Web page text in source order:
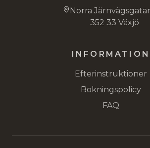
Norra
352 33 Växjö
INFORMATION
Efterinstruktioner
Bokningspolicy
FAQ